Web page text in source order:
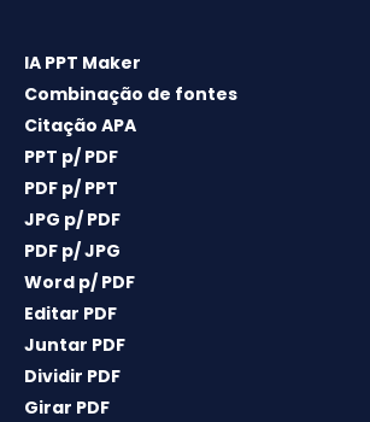
IA PPT Maker
Combinação de fontes
Citação APA
PPT p/ PDF
PDF p/ PPT
JPG p/ PDF
PDF p/ JPG
Word p/ PDF
Editar PDF
Juntar PDF
Dividir PDF
Girar PDF